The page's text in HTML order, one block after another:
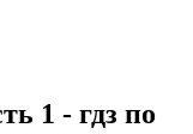
1 - гдз по